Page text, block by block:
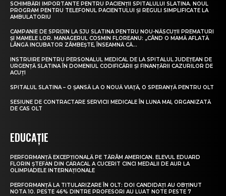
SCHIMBĂRI IMPORTANTE PENTRU PACIENȚII SPITALULUI SLATINA. NOUL
PROGRAM PENTRU TELEFONUL PACIENTULUI ȘI REGULI SIMPLIFICATE LA
AMBULATORIU
CAMPANIE DE SPRIJIN LA SJU SLATINA PENTRU NOU-NĂSCUȚII PREMATURI
ȘI MAMELE LOR. MANAGERUL COSMIN FLOREANU: „CÂND O MAMĂ AFLATĂ
LÂNGĂ INCUBATOR ZÂMBEȘTE, ÎNSEAMNĂ CĂ...
INSTRUIRE PENTRU PERSONALUL MEDICAL DE LA SPITALUL JUDEȚEAN DE
URGENȚĂ SLATINA ÎN DOMENIUL CODIFICĂRII ȘI FINANȚĂRII CAZURILOR DE
ACUȚI
SPITALUL SLATINA – O ȘANSĂ LA O NOUĂ VIAȚĂ, O SPERANȚĂ PENTRU OLT
SESIUNE DE CONTRACTARE SERVICII MEDICALE ÎN LUNA MAI, ORGANIZATĂ
DE CAS OLT
EDUCAȚIE
PERFORMANȚĂ EXCEPȚIONALĂ PE TĂRÂM AMERICAN. ELEVUL EDUARD
FLORIN ȘTEFAN DIN CARACAL A CUCERIT CINCI MEDALII DE AUR LA
OLIMPIADELE INTERNAȚIONALE
PERFORMANȚĂ LA TITULARIZARE ÎN OLT: DOI CANDIDAȚI AU OBȚINUT
NOTA 10. PESTE 46% DINTRE PROFESORI AU LUAT NOTE PESTE 7